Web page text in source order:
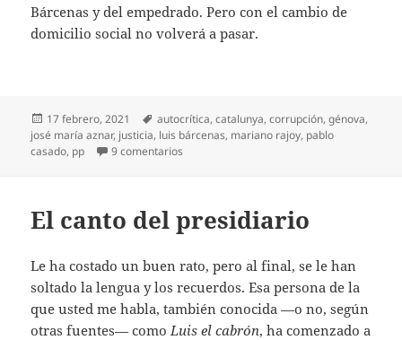
Bárcenas y del empedrado. Pero con el cambio de
domicilio social no volverá a pasar.
Publicado
el
17 febrero, 2021 Etiquetas
autocrítica,catalunya,corrupción,génova,
josé maría aznar, justicia, luis bárcenas, mariano rajoy, pablo
casado, pp 9 comentarios
El canto del presidiario
Le ha costado un buen rato, pero al final, se le han
soltado la lengua y los recuerdos. Esa persona de la
que usted me habla, también conocida —o no, según
otras fuentes— como Luis el cabrón, ha comenzado a